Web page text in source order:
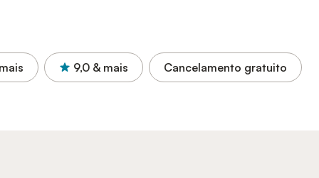
9,0 & mais Cancelamento gratuito